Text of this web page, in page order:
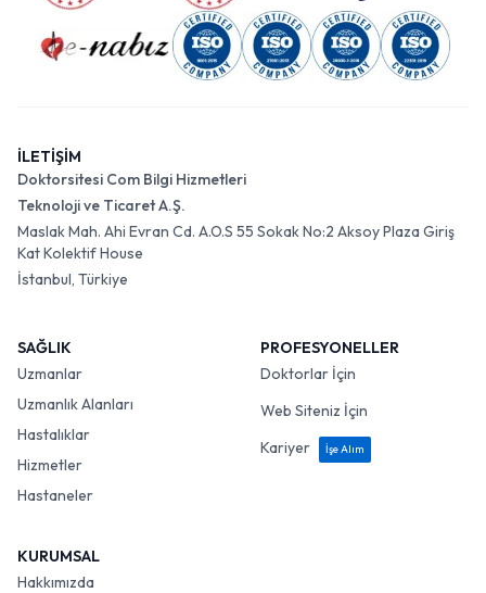
İLETİŞİM
Doktorsitesi Com Bilgi Hizmetleri
Teknoloji ve Ticaret A.Ş.
Maslak Mah. Ahi Evran Cd. A.O.S 55 Sokak No:2 Aksoy Plaza Giriş
Kat Kolektif House
İstanbul, Türkiye
SAĞLIK
Uzmanlar
Uzmanlık Alanları
Hastalıklar
Hizmetler
Hastaneler
PROFESYONELLER
Doktorlar İçin
Web Siteniz İçin
Kariyer
İşe Alım
KURUMSAL
Hakkımızda